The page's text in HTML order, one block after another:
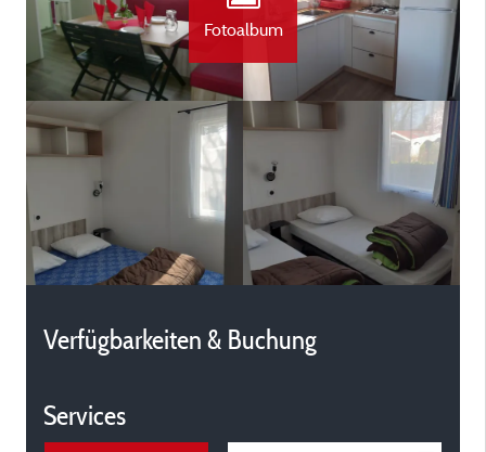
Fotoalbum
Verfügbarkeiten & Buchung
Services